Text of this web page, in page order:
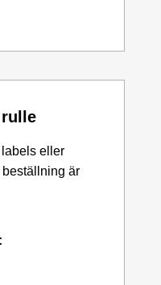
labels eller
är